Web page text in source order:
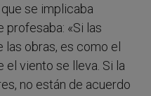
se implicaba
profesaba: «Si las
las obras, es como el
el viento se lleva. Si la
no están de acuerdo